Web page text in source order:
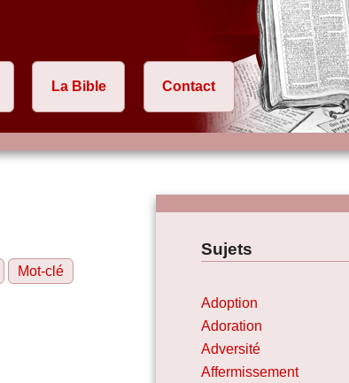
La Bible Contact
Mot-clé
Sujets
Adoption
Adoration
Adversité
Affermissement